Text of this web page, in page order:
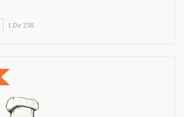
1 De 238